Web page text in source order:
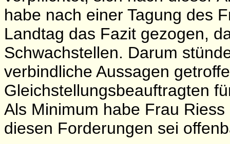
habe nach einer Tagung des
Landtag das Fazit gezogen,
Schwachstellen. Darum
verbindliche Aussagen
Gleichstellungsbeauftragten
Als Minimum habe Frau
diesen Forderungen sei